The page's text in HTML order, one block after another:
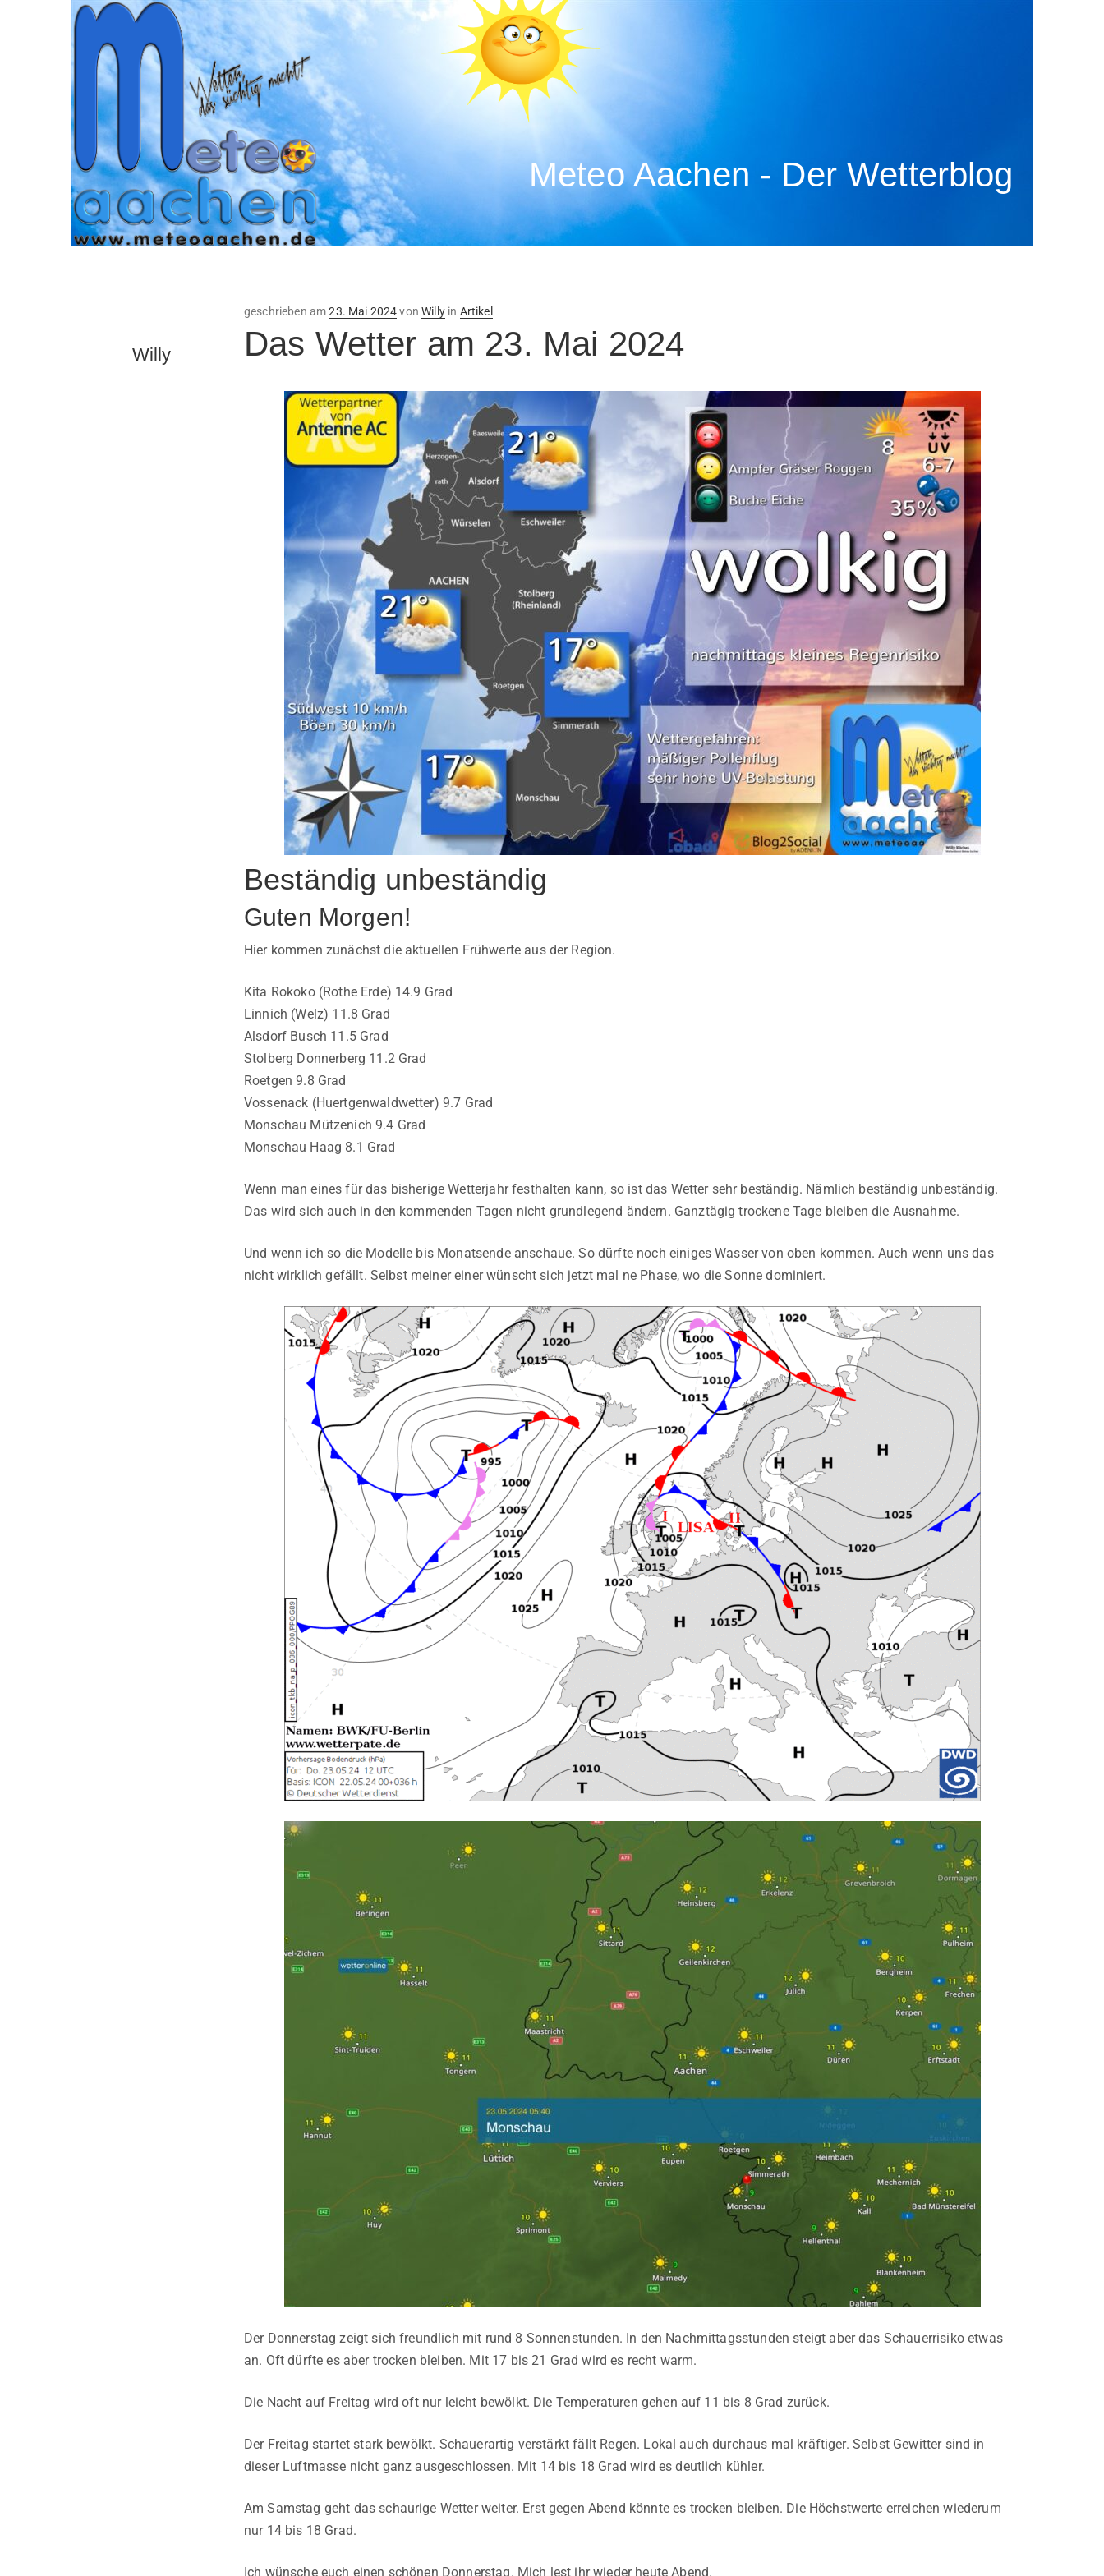
Meteo Aachen - Der Wetterblog
Willy
geschrieben amVeröffentlicht
am
23. Mai 2024vonWillyin Artikel
Das Wetter am 23. Mai 2024
Beständig unbeständig
Guten Morgen!
Hier kommen zunächst die aktuellen Frühwerte aus der Region.
Kita Rokoko (Rothe Erde) 14.9 Grad
Linnich (Welz) 11.8 Grad
Alsdorf Busch 11.5 Grad
Stolberg Donnerberg 11.2 Grad
Roetgen 9.8 Grad
Vossenack (Huertgenwaldwetter) 9.7 Grad
Monschau Mützenich 9.4 Grad
Monschau Haag 8.1 Grad
Wenn man eines für das bisherige Wetterjahr festhalten kann, so ist das Wetter sehr beständig. Nämlich beständig unbeständig.
Das wird sich auch in den kommenden Tagen nicht grundlegend ändern. Ganztägig trockene Tage bleiben die Ausnahme.
Und wenn ich so die Modelle bis Monatsende anschaue. So dürfte noch einiges Wasser von oben kommen. Auch wenn uns das
nicht wirklich gefällt. Selbst meiner einer wünscht sich jetzt mal ne Phase, wo die Sonne dominiert.
Der Donnerstag zeigt sich freundlich mit rund 8 Sonnenstunden. In den Nachmittagsstunden steigt aber das Schauerrisiko etwas
an. Oft dürfte es aber trocken bleiben. Mit 17 bis 21 Grad wird es recht warm.
Die Nacht auf Freitag wird oft nur leicht bewölkt. Die Temperaturen gehen auf 11 bis 8 Grad zurück.
Der Freitag startet stark bewölkt. Schauerartig verstärkt fällt Regen. Lokal auch durchaus mal kräftiger. Selbst Gewitter sind in
dieser Luftmasse nicht ganz ausgeschlossen. Mit 14 bis 18 Grad wird es deutlich kühler.
Am Samstag geht das schaurige Wetter weiter. Erst gegen Abend könnte es trocken bleiben. Die Höchstwerte erreichen wiederum
nur 14 bis 18 Grad.
Ich wünsche euch einen schönen Donnerstag. Mich lest ihr wieder heute Abend.